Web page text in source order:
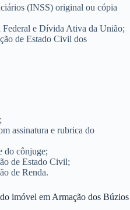
(INSS) original ou cópia
Federal e Dívida Ativa da União;
de Estado Civil dos
assinatura e rubrica do
do cônjuge;
de Estado Civil;
de Renda.
imóvel em Armação dos Búzios